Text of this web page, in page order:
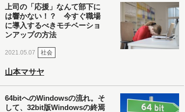
上司の「応援」なんて部下に
は響かない！？ 今すぐ職場
に導入するべきモチベーショ
ンアップの方法
2021.05.07 社会
山本マサヤ
64bitへのWindowsの流れ。そ
して、32bit版Windowsの終焉